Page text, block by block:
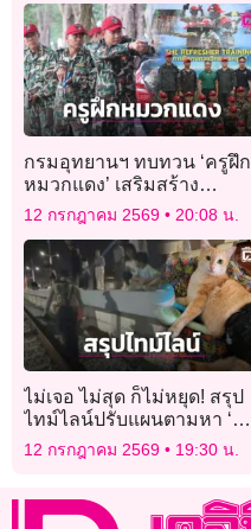
กรมอุทยานฯ ทบทวน ‘ครูฝึก
หมวกแดง’ เสริมสร้าง
ประสิทธิภาพงานลาด
ตระเวนเชิงคุณภาพ
12 กรกฎาคม 2569 20:08 น.
ไม่เจอ ไม่สุด ก็ไม่หยุด! สรุป
ไทม์ไลน์ปรับแผนตามหา ‘สี
ส้ม’ แมวพิการหายบนรถไฟ
12 กรกฎาคม 2569 19:30 น.